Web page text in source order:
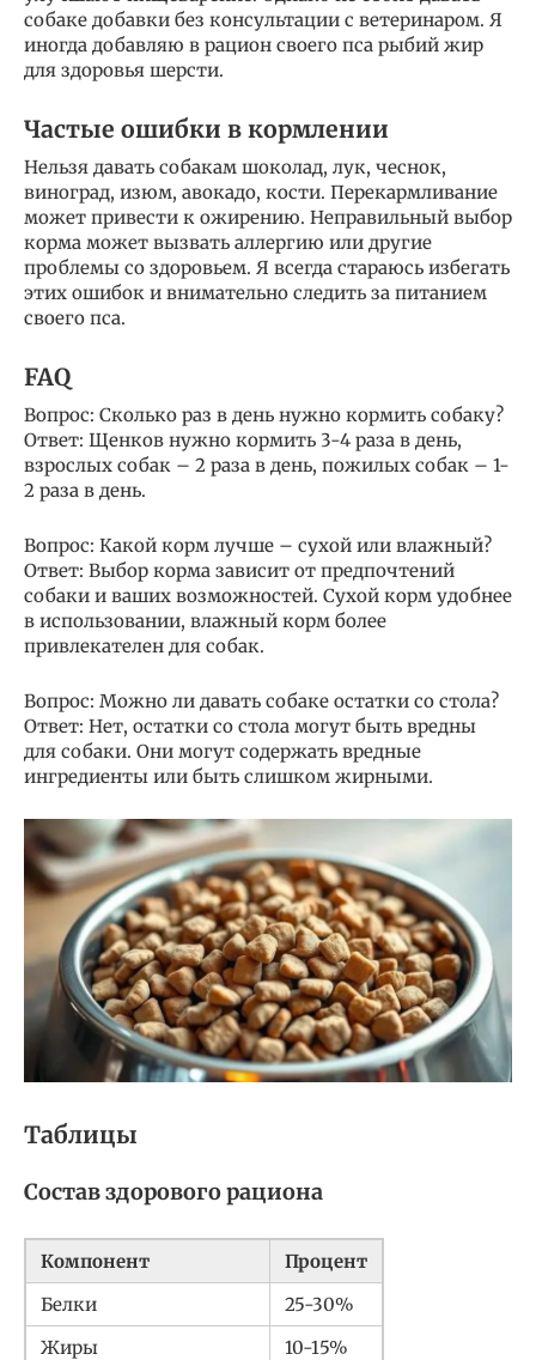
собаке добавки без консультации с ветеринаром. Я
иногда добавляю в рацион своего пса рыбий жир
для здоровья шерсти.
Частые ошибки в кормлении
Нельзя давать собакам шоколад, лук, чеснок,
виноград, изюм, авокадо, кости. Перекармливание
может привести к ожирению. Неправильный выбор
корма может вызвать аллергию или другие
проблемы со здоровьем. Я всегда стараюсь избегать
этих ошибок и внимательно следить за питанием
своего пса.
FAQ
Вопрос: Сколько раз в день нужно кормить собаку?
Ответ: Щенков нужно кормить 3-4 раза в день,
взрослых собак – 2 раза в день, пожилых собак – 1-
2 раза в день.
Вопрос: Какой корм лучше – сухой или влажный?
Ответ: Выбор корма зависит от предпочтений
собаки и ваших возможностей. Сухой корм удобнее
в использовании, влажный корм более
привлекателен для собак.
Вопрос: Можно ли давать собаке остатки со стола?
Ответ: Нет, остатки со стола могут быть вредны
для собаки. Они могут содержать вредные
ингредиенты или быть слишком жирными.
Таблицы
Состав здорового рациона
Компонент
Процент
Белки
25-30%
Жиры
10-15%